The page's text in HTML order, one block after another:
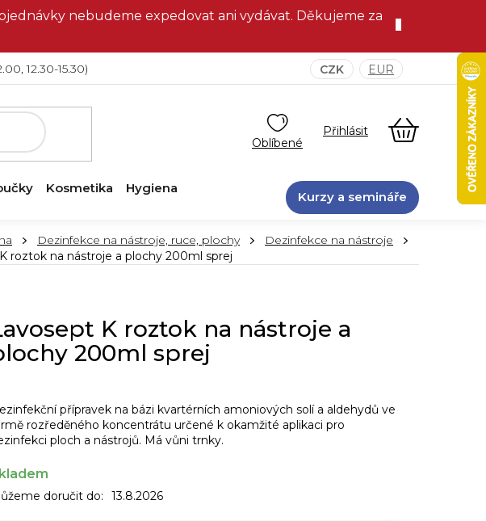
nebudeme expedovat ani vydávat. Děkujeme za
CZK EUR
NÁKUPNÍ
KOŠÍK
Kosmetika
Hygiena
Kurzy a semináře
Dezinfekce na nástroje, ruce, plochy
Dezinfekce na nástroje
roztok na nástroje a plochy 200ml sprej
K roztok na nástroje a
200ml sprej
přípravek na bázi kvartérních amoniových solí a aldehydů ve
rozředěného koncentrátu určené k okamžité aplikaci pro
ploch a nástrojů. Má vůni trnky.
doručit do: 13.8.2026